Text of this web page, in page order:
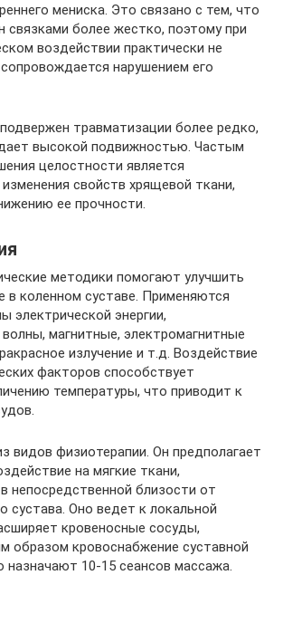
мениска. Это связано с тем, что
связками более жестко, поэтому при
воздействии практически не
нарушением его
травматизации более редко,
высокой подвижностью. Частым
целостности является
свойств хрящевой ткани,
ее прочности.
методики помогают улучшить
в коленном суставе. Применяются
электрической энергии,
магнитные, электромагнитные
излучение и т.д. Воздействие
факторов способствует
температуры, что приводит к
видов физиотерапии. Он предполагает
на мягкие ткани,
непосредственной близости от
сустава. Оно ведет к локальной
кровеносные сосуды,
образом кровоснабжение суставной
назначают 10-15 сеансов массажа.